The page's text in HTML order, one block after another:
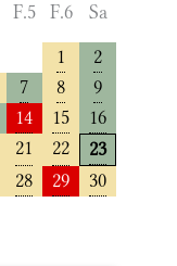
F.5 F.6 Sa
1
2
7 8
9
14 15
16
21 22
23
28 29
30